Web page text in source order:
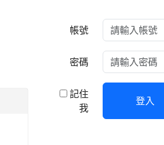
右邊區域內容
帳號
密碼
記住
我
登入